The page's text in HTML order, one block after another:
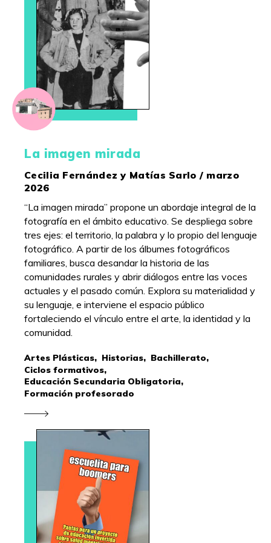
La imagen mirada
Cecilia Fernández y Matías Sarlo / marzo
2026
“La imagen mirada” propone un abordaje integral de la
fotografía en el ámbito educativo. Se despliega sobre
tres ejes: el territorio, la palabra y lo propio del lenguaje
fotográfico. A partir de los álbumes fotográficos
familiares, busca desandar la historia de las
comunidades rurales y abrir diálogos entre las voces
actuales y el pasado común. Explora su materialidad y
su lenguaje, e interviene el espacio público
fortaleciendo el vínculo entre el arte, la identidad y la
comunidad.
Artes Plásticas, Historias, Bachillerato,
Ciclos formativos,
Educación Secundaria Obligatoria,
Formación profesorado